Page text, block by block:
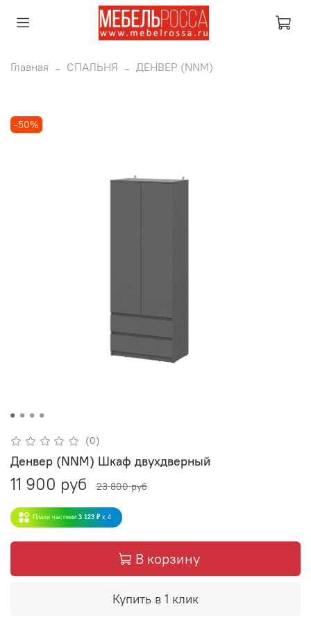
Главная СПАЛЬНЯ ДЕНВЕР (NNM)
-50%
(0)
Денвер (NNM) Шкаф двухдверный
11 900 руб 23 800 руб
Плати частями 3 123 ₽ x 4
В корзину
Купить в 1 клик